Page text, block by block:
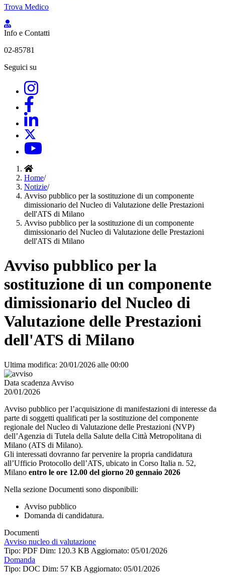
Trova Medico
Info e Contatti
02-85781
Seguici su
Home/
Notizie/
Avviso pubblico per la sostituzione di un componente
dimissionario del Nucleo di Valutazione delle Prestazioni
dell'ATS di Milano
Avviso pubblico per la sostituzione di un componente
dimissionario del Nucleo di Valutazione delle Prestazioni
dell'ATS di Milano
Avviso pubblico per la
sostituzione di un componente
dimissionario del Nucleo di
Valutazione delle Prestazioni
dell'ATS di Milano
Ultima modifica: 20/01/2026 alle 00:00
Data scadenza Avviso
20/01/2026
Avviso pubblico per l’acquisizione di manifestazioni di interesse da
parte di soggetti qualificati per la sostituzione del componente
regionale del Nucleo di Valutazione delle Prestazioni (NVP)
dell’Agenzia di Tutela della Salute della Città Metropolitana di
Milano (ATS di Milano).
Gli interessati dovranno far pervenire la propria candidatura
all’Ufficio Protocollo dell’ATS, ubicato in Corso Italia n. 52,
Milano entro le ore 12.00 del giorno 20 gennaio 2026
Nella sezione Documenti sono disponibili:
Avviso pubblico
Domanda di candidatura.
Documenti
Avviso nucleo di valutazione
Tipo: PDF Dim: 120.3 KB Aggiornato: 05/01/2026
Domanda
Tipo: DOC Dim: 57 KB Aggiornato: 05/01/2026